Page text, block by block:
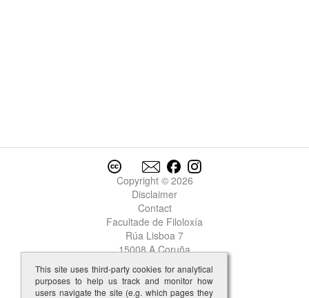
Copyright © 2026
Disclaimer
Contact
Facultade de Filoloxía
Rúa Lisboa 7
15008 A Coruña
This site uses third-party cookies for analytical
purposes to help us track and monitor how
users navigate the site (e.g. which pages they